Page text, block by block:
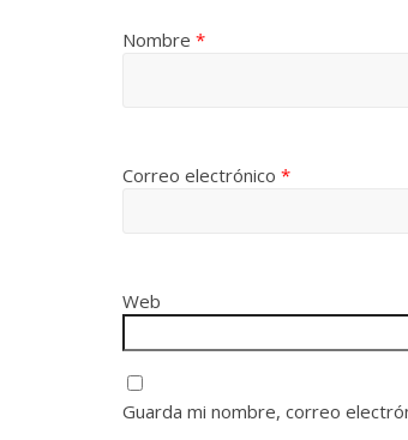
Nombre *
Correo electrónico *
Web
Guarda mi nombre, correo